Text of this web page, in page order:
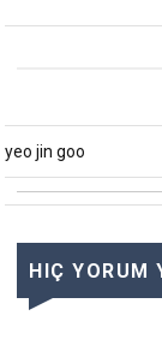
yeo jin goo
HIÇ YORUM